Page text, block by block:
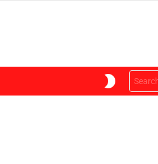
SKIN
Search
for: